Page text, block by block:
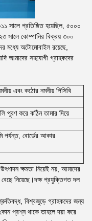
সালে প্রতিষ্ঠিত হয়েছিল, ৫০০০
সালে কোম্পানির বিক্রয় ৩০০
মধ্যে অটোমোবাইল রয়েছে,
আমাদের সহযোগী গ্রাহকদের
এবং কঠোর নমনীয় পিসিবি
করে কঠিন তামার দিয়ে
পর্যন্ত, বোর্ডের আকার
ক্ষমতা নিয়েই নয়, আমাদের
নিয়েছে।দক্ষ প্রযুক্তিগত দল
বিশ্বজুড়ে গ্রাহকদের জন্য
প্রশ্ন থাকে তাহলে দয়া করে